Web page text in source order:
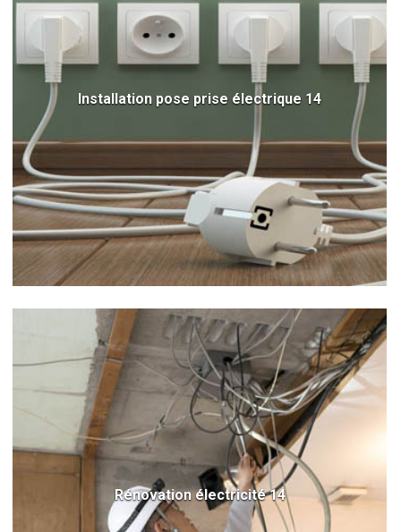
Installation pose prise électrique 14
Rénovation électricité 14